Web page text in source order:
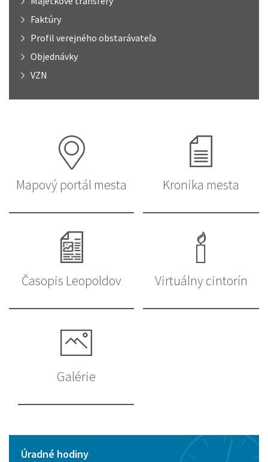
Faktúry
Profil verejného obstarávateľa
Objednávky
VZN
Mapový portál mesta Kronika mesta
Časopis Leopoldov Virtuálny cintorín
Galérie
Úradné hodiny